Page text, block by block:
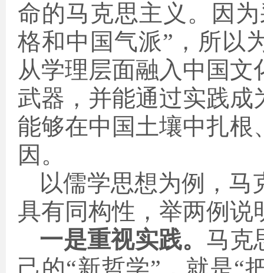
命的马克思主义。因
格和中国气派”，所以
从学理层面融入中国
武器，并能通过实践成
能够在中国土壤中扎
因。
以儒学思想为例，马
具有同构性，举两例说
一是重视实践。 马克